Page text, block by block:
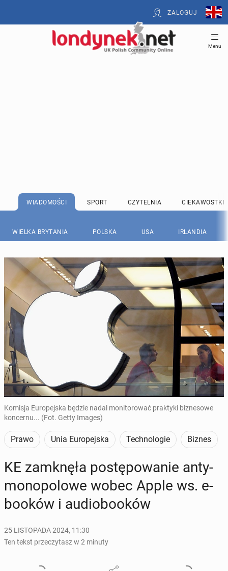
ZALOGUJ
Menu
WIADOMOŚCI SPORT CZYTELNIA CIEKAWOSTKI
WIELKA BRYTANIA POLSKA USA IRLANDIA
Komisja Europejska będzie nadal monitorować praktyki biznesowe
koncernu... (Fot. Getty Images)
Prawo Unia Europejska Technologie Biznes
KE za­mknę­ła po­stę­po­wa­nie an­ty­
mo­no­po­lo­we wobec Apple ws. e-
booków i au­dio­bo­oków
25 LISTOPADA 2024, 11:30
Ten tekst przeczytasz w 2 minuty